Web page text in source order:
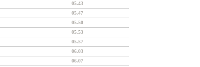
05.43
05.47
05.50
05.53
05.57
06.03
06.07